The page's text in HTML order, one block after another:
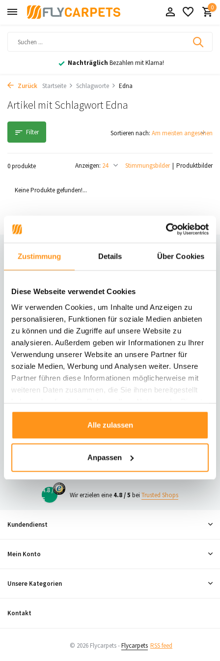
Zustimmung Details Über Cookies
Diese Webseite verwendet Cookies
Wir verwenden Cookies, um Inhalte und Anzeigen zu
personalisieren, Funktionen für soziale Medien anbieten
zu können und die Zugriffe auf unsere Website zu
analysieren. Außerdem geben wir Informationen zu Ihrer
Verwendung unserer Website an unsere Partner für
soziale Medien, Werbung und Analysen weiter. Unsere
Partner führen diese Informationen möglicherweise mit
weiteren Daten zusammen, die Sie ihnen bereitgestellt
gesammelt haben.
Alle zulassen
Anpassen
0
Nachträglich Bezahlen mit Klarna!
Zurück Startseite Schlagworte Edna
Artikel mit Schlagwort Edna
Filter
0 produkte Stimmungsbilder Produktbilder
Anzeigen:
Sortieren nach:
Keine Produkte gefunden!...
Informationen zur Rücksendung
Direkt chatten
Mit einem Mitarbeiter chatten
E-Mail senden
vragen@flycarpets.nl
Telefonischer Kontakt
23
4.8 /
5
Wir erzielen eine 4.8 / 5 bei Trusted Shops
Kundendienst
Mein Konto
Unsere Kategorien
Kontakt
© 2026 Flycarpets -Flycarpets RSS feed